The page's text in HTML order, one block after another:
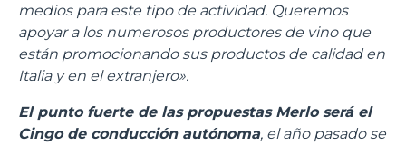
medios para este tipo de actividad. Queremos
apoyar a los numerosos productores de vino que
están promocionando sus productos de calidad en
Italia y en el extranjero».
El punto fuerte de las propuestas Merlo será el
Cingo de conducción autónoma, el año pasado se